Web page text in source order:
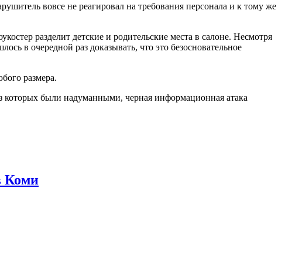
вовсе не реагировал на требования персонала и к тому же
разделит детские и родительские места в салоне. Несмотря
в очередной раз доказывать, что это безосновательное
размера.
которых были надуманными, черная информационная атака
Коми